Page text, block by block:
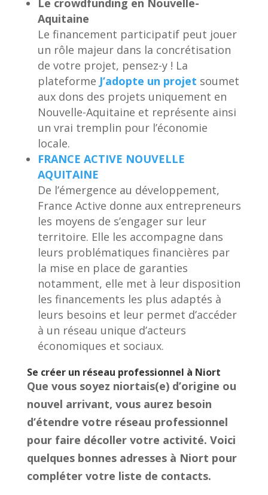
Le crowdfunding en Nouvelle-
Aquitaine
Le financement participatif peut jouer
un rôle majeur dans la concrétisation
de votre projet, pensez-y ! La
plateforme J’adopte un projet soumet
aux dons des projets uniquement en
Nouvelle-Aquitaine et représente ainsi
un vrai tremplin pour l’économie
locale.
FRANCE ACTIVE NOUVELLE
AQUITAINE
De l’émergence au développement,
France Active donne aux entrepreneurs
les moyens de s’engager sur leur
territoire. Elle les accompagne dans
leurs problématiques financières par
la mise en place de garanties
notamment, elle met à leur disposition
les financements les plus adaptés à
leurs besoins et leur permet d’accéder
à un réseau unique d’acteurs
économiques et sociaux.
Se créer un réseau professionnel à Niort
Que vous soyez niortais(e) d’origine ou
nouvel arrivant, vous aurez besoin
d’étendre votre réseau professionnel
pour faire décoller votre activité. Voici
quelques bonnes adresses à Niort pour
compléter votre liste de contacts.